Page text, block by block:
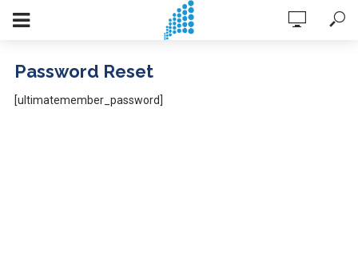
Password Reset
[ultimatemember_password]